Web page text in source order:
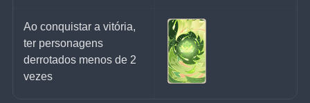
Ao conquistar a vitória,
ter personagens
derrotados menos de 2
vezes